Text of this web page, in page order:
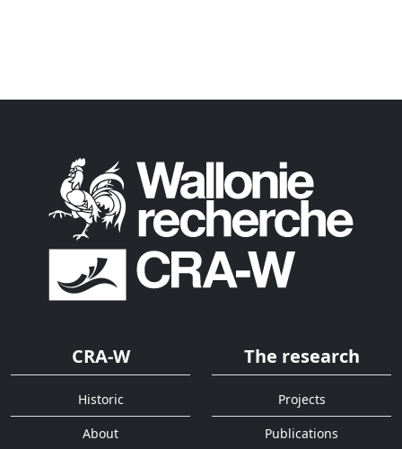
CRA-W
Historic
About
The research
Projects
Publications